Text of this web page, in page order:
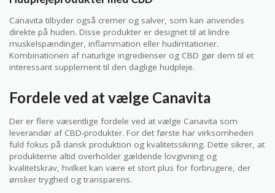
Canavita tilbyder også cremer og salver, som kan anvendes
direkte på huden. Disse produkter er designet til at lindre
muskelspændinger, inflammation eller hudirritationer.
Kombinationen af naturlige ingredienser og CBD gør dem til et
interessant supplement til den daglige hudpleje.
Fordele ved at vælge Canavita
Der er flere væsentlige fordele ved at vælge Canavita som
leverandør af CBD-produkter. For det første har virksomheden
fuld fokus på dansk produktion og kvalitetssikring. Dette sikrer, at
produkterne altid overholder gældende lovgivning og
kvalitetskrav, hvilket kan være et stort plus for forbrugere, der
ønsker tryghed og transparens.